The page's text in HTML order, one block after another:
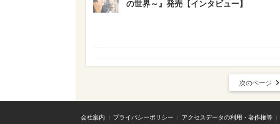
の世界～』発売【インタビュー】
次のページ
会社案内 プライバシーポリシー アクセスデータの利用・著作権等